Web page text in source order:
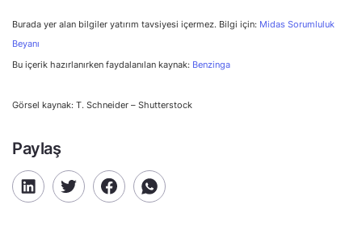
Burada yer alan bilgiler yatırım tavsiyesi içermez. Bilgi için: Midas Sorumluluk
Beyanı
Bu içerik hazırlanırken faydalanılan kaynak: Benzinga
Görsel kaynak: T. Schneider – Shutterstock
Paylaş